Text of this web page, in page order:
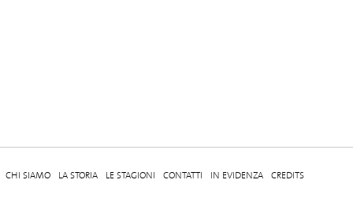
CHI SIAMO LA STORIA LE STAGIONI CONTATTI IN EVIDENZA CREDITS